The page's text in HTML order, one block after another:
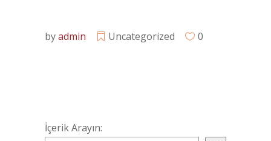
byadmin Uncategorized 0
İçerik Arayın: